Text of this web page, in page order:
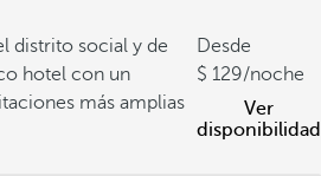
distrito social y de
hotel con un
más amplias
Desde
129/noche
Ver
disponibilidad